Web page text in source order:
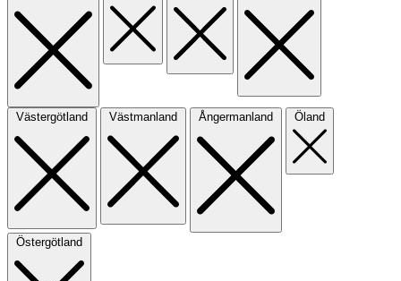
Västergötland Västmanland Ångermanland Öland
Östergötland